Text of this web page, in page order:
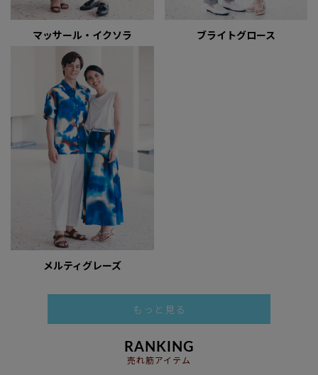
マッサール・イクソラ ブライトグロース
メルティグレーズ
もっと見る
RANKING
売れ筋アイテム